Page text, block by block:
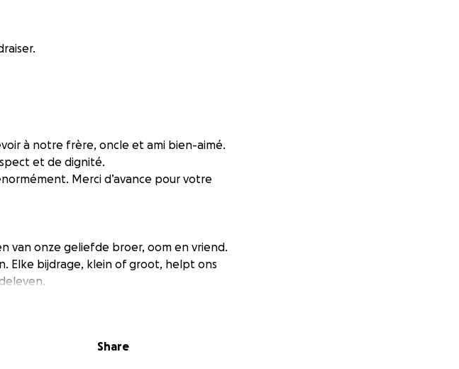
à notre frère, oncle et ami bien-aimé.
et de dignité.
Merci d’avance pour votre
van onze geliefde broer, oom en vriend.
Elke bijdrage, klein of groot, helpt ons
Share